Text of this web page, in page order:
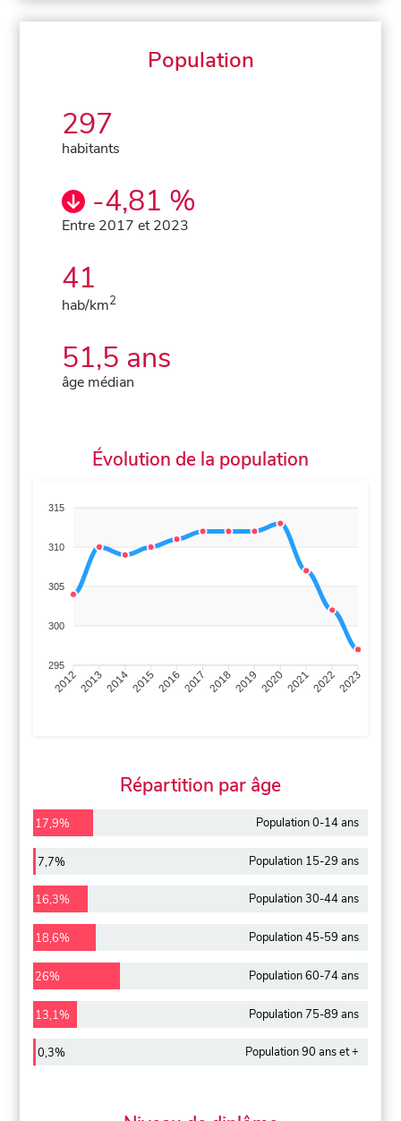
Population
297
habitants
-4,81 %
Entre 2017 et 2023
41
hab/km2
51,5 ans
âge médian
Évolution de la population
315
310
305
300
295
201220132014201520162017 20182019 2020202120222023
Répartition par âge
17,9% Population 0-14 ans
7,7% Population 15-29 ans
16,3% Population 30-44 ans
18,6% Population 45-59 ans
26% Population 60-74 ans
13,1% Population 75-89 ans
0,3% Population 90 ans et +